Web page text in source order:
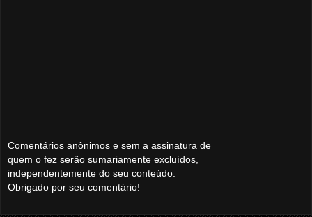
Comentários anônimos e sem a assinatura de
quem o fez serão sumariamente excluídos,
independentemente do seu conteúdo.
Obrigado por seu comentário!